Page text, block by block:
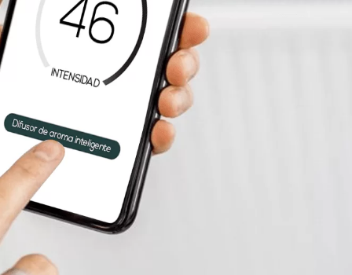
Los difusores tienen wifi
integrado, conectividad
BlueTooth, 2G o 4G